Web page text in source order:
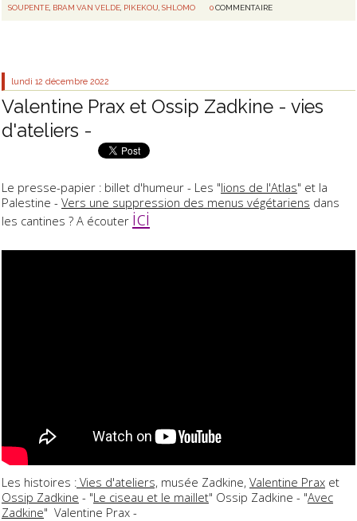
SOUPENTE BRAM VAN VELDE PIKEKOU ,SHLOMO 0 COMMENTAIRE
lundi 12 décembre 2022
Valentine Prax et Ossip Zadkine - vies
d'ateliers -
Le presse-papier : billet d'humeur - Les "lions de l'Atlas" et la
Palestine - Vers une suppression des menus végétariens dans
les cantines ? A écouter ici
Les histoires : Vies d'ateliers, musée Zadkine, Valentine Prax et
Ossip Zadkine - "Le ciseau et le maillet" Ossip Zadkine - "Avec
Zadkine" Valentine Prax -